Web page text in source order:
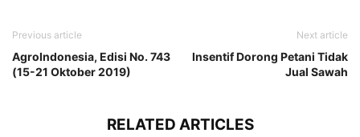
Previous article
AgroIndonesia, Edisi No. 743
(15-21 Oktober 2019)
Next article
Insentif Dorong Petani Tidak
Jual Sawah
RELATED ARTICLES